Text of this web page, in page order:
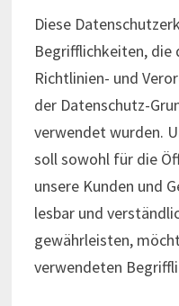
Diese
Begrifflichkeiten, die
Richtlinien- und
der Datenschutz-
verwendet wurden.
soll sowohl für die
unsere Kunden und
lesbar und
gewährleisten,
verwendeten